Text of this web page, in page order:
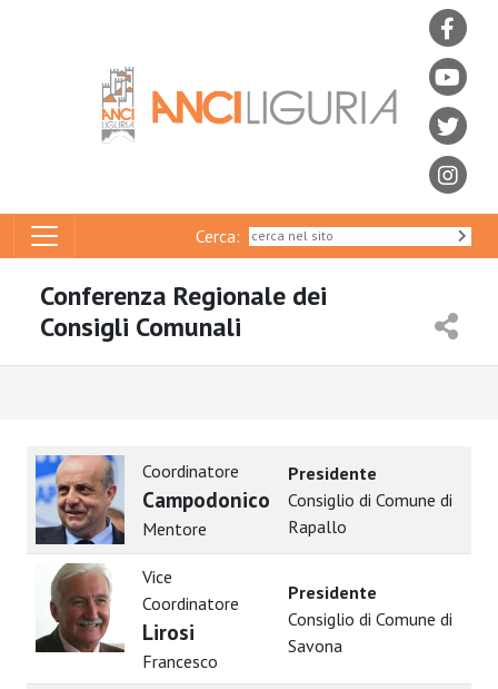
Cerca:
Conferenza Regionale dei
Consigli Comunali
Coordinatore
Campodonico
Mentore
Presidente
Consiglio di Comune di
Rapallo
Vice
Coordinatore
Lirosi
Francesco
Presidente
Consiglio di Comune di
Savona